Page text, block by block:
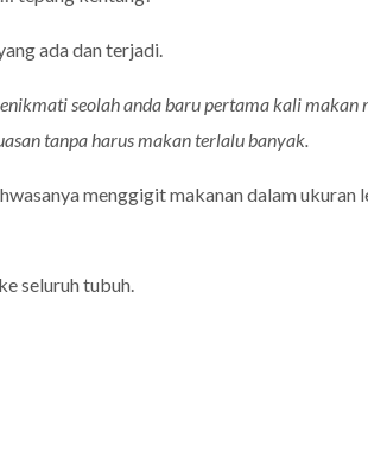
ada dan terjadi.
seolah anda baru pertama kali makan
tanpa harus makan terlalu banyak.
menggigit makanan dalam
seluruh tubuh.